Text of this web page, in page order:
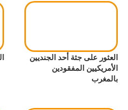
العثور على جثة أحد الجنديين
الأمريكيين المفقودين
بالمغرب